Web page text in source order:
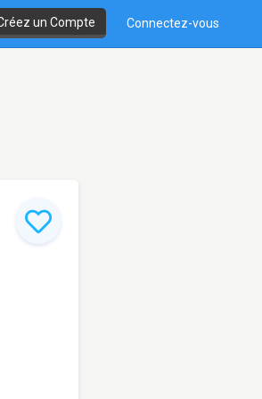
un Compte Connectez-vous